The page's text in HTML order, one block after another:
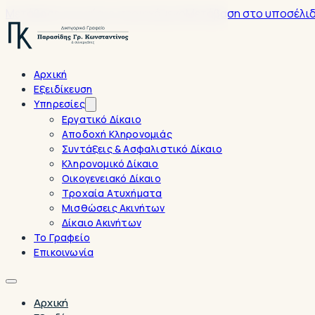
Μετάβαση στο
Αρχική
Εξειδίκευση
Υπηρεσίες
Εργατικό Δίκαιο
Αποδοχή Κληρονομιάς
Συντάξεις & Ασφαλιστικό Δίκαιο
Κληρονομικό Δίκαιο
Οικογενειακό Δίκαιο
Τροχαία Ατυχήματα
Μισθώσεις Ακινήτων
Δίκαιο Ακινήτων
Το Γραφείο
Επικοινωνία
Αρχική